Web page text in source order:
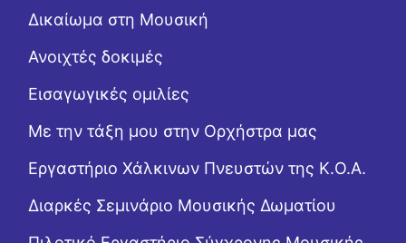
Δικαίωμα στη Μουσική
Ανοιχτές δοκιμές
Εισαγωγικές ομιλίες
Με την τάξη μου στην Ορχήστρα μας
Εργαστήριo Χάλκινων Πνευστών της Κ.Ο.Α.
Διαρκές Σεμινάριο Μουσικής Δωματίου